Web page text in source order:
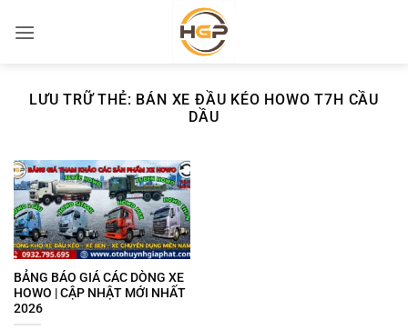
qua
LƯU TRỮ THẺ: BÁN XE ĐẦU KÉO HOWO T7H CẦU
DẦU
BẢNG BÁO GIÁ CÁC DÒNG XE
HOWO | CẬP NHẬT MỚI NHẤT
2026